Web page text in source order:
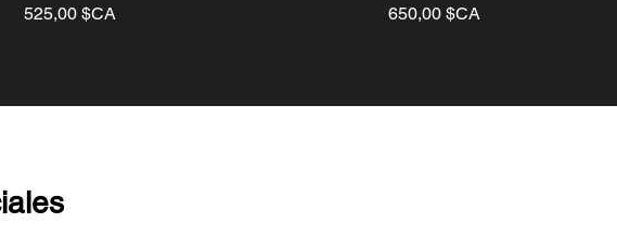
Prix
525,00 $CA Prix
650,00 $CA